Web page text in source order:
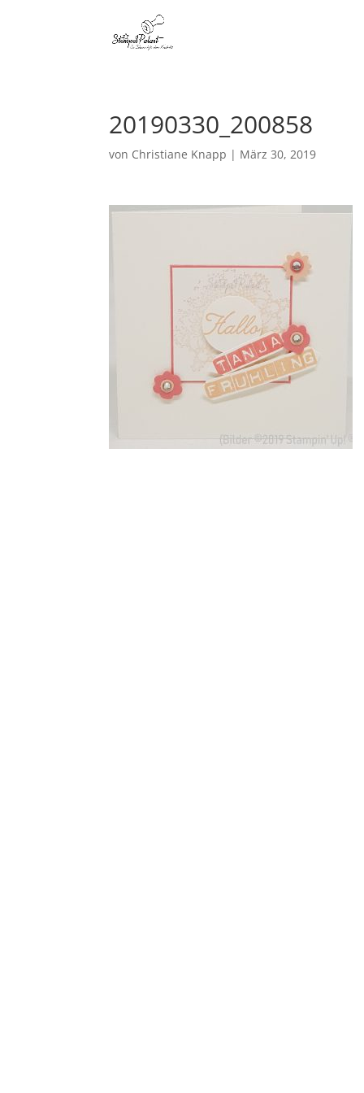
20190330_200858
von Christiane Knapp | März 30, 2019